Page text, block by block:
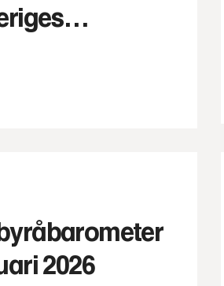
2026